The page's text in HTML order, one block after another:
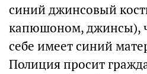
синий джинсовый
капюшоном, джинсы),
себе имеет синий
Полиция просит